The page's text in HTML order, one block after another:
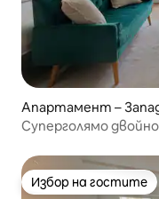
Апартамент –
Суперголямо
Избор на гостите
Избор на гостите